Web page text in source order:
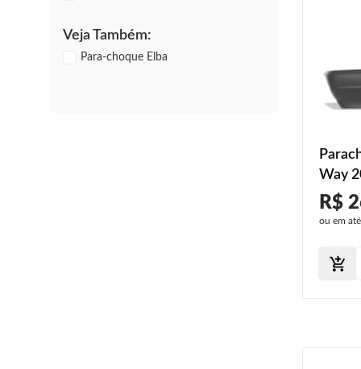
Veja Também:
Para-choque Elba
Way
2013
R$
ou em até